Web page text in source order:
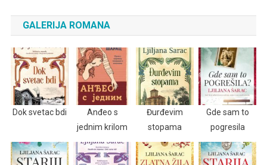
GALERIJA ROMANA
Dok svetac bdi
Anđeo s
jednim krilom
Đurđevim
stopama
Gde sam to
pogresila